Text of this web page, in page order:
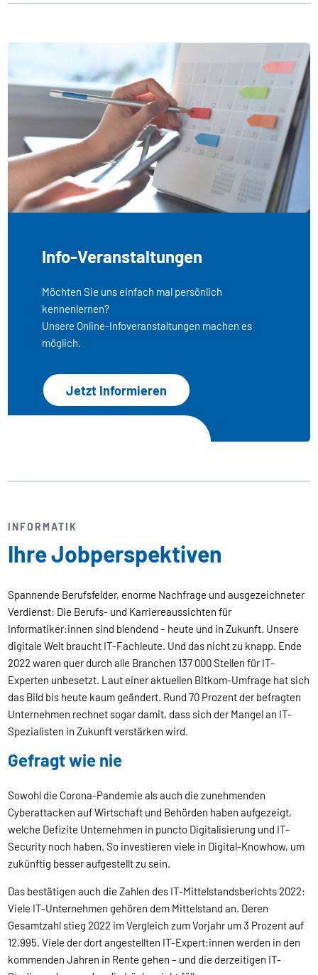
Info-Veranstaltungen
Möchten Sie uns einfach mal persönlich
kennenlernen?
Unsere Online-Infoveranstaltungen machen es
möglich.
Jetzt Informieren
INFORMATIK
Ihre Jobperspektiven
Spannende Berufsfelder, enorme Nachfrage und ausgezeichneter
Verdienst: Die Berufs- und Karriereaussichten für
Informatiker:innen sind blendend – heute und in Zukunft. Unsere
digitale Welt braucht IT-Fachleute. Und das nicht zu knapp. Ende
2022 waren quer durch alle Branchen 137 000 Stellen für IT-
Experten unbesetzt. Laut einer aktuellen Bitkom-Umfrage hat sich
das Bild bis heute kaum geändert. Rund 70 Prozent der befragten
Unternehmen rechnet sogar damit, dass sich der Mangel an IT-
Spezialisten in Zukunft verstärken wird.
Gefragt wie nie
Sowohl die Corona-Pandemie als auch die zunehmenden
Cyberattacken auf Wirtschaft und Behörden haben aufgezeigt,
welche Defizite Unternehmen in puncto Digitalisierung und IT-
Security noch haben. So investieren viele in Digital-Knowhow, um
zukünftig besser aufgestellt zu sein.
Das bestätigen auch die Zahlen des IT-Mittelstandsberichts 2022:
Viele IT-Unternehmen gehören dem Mittelstand an. Deren
Gesamtzahl stieg 2022 im Vergleich zum Vorjahr um 3 Prozent auf
12.995. Viele der dort angestellten IT-Expert:innen werden in den
kommenden Jahren in Rente gehen – und die derzeitigen IT-